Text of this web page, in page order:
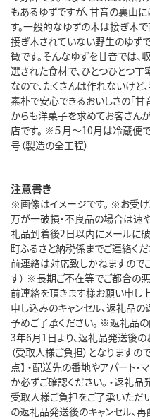
もあるゆずですが、甘音の裏山
す。一般的なゆずの木は接ぎ木
接ぎ木されていない野生のゆず
徴です。そんなゆずを甘音では、
選された食材で、ひとつひとつ
なので、たくさんは作れないけど
素朴で安心できるおいしさの「甘
からも洋菓子を求めてお客さん
店です。 ※５月～10月は冷蔵便で
号（製造の全工程）
注意書き
※画像はイメージです。 ※お受け
万が一破損・不良品の場合は速
礼品到着後2日以内にメールに
町ふるさと納税係までご連絡く
前連絡は対応致しかねますので
す） ※長期ご不在等でご都合の
前連絡を頂きます様お願い申し
申し込みのキャンセル、返礼品の
予めご了承ください。 ※返礼品
3年6月1日より、返礼品発送後
（受取人様ご負担）となりますの
点】 ・配送先の番地やアパート
か必ずご確認ください。 ・返礼
受取人様ご負担をご了承いただ
の返礼品発送後のキャンセル、